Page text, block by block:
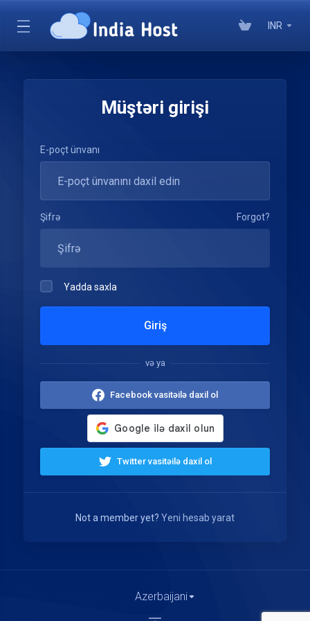
INR
Müştəri girişi
E-poçt ünvanı
Şifrə Forgot?
Yadda saxla
Giriş
və ya
Facebook vasitəilə daxil ol
Twitter vasitəilə daxil ol
Not a member yet? Yeni hesab yarat
Azerbaijani